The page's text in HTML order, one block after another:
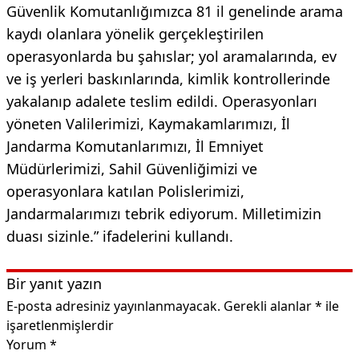
Güvenlik Komutanlığımızca 81 il genelinde arama
kaydı olanlara yönelik gerçekleştirilen
operasyonlarda bu şahıslar; yol aramalarında, ev
ve iş yerleri baskınlarında, kimlik kontrollerinde
yakalanıp adalete teslim edildi. Operasyonları
yöneten Valilerimizi, Kaymakamlarımızı, İl
Jandarma Komutanlarımızı, İl Emniyet
Müdürlerimizi, Sahil Güvenliğimizi ve
operasyonlara katılan Polislerimizi,
Jandarmalarımızı tebrik ediyorum. Milletimizin
duası sizinle.” ifadelerini kullandı.
Bir yanıt yazın
E-posta adresiniz yayınlanmayacak. Gerekli alanlar* ile
işaretlenmişlerdir
Yorum *